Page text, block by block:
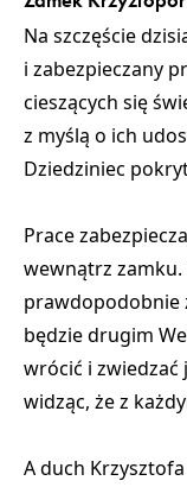
Na szczęście
i zabezpieczany
cieszących się
z myślą o ich
Dziedziniec
Prace
wewnątrz
prawdopodobnie
będzie drugim
wrócić i zwiedzać
widząc, że z
A duch